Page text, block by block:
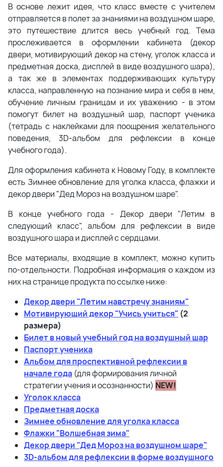
В основе лежит идея, что класс вместе с учителем
отправляется в полет за знаниями на воздушном шаре,
это путешествие длится весь учебный год. Тема
прослеживается в оформлении кабинета (декор
двери, мотивирующий декор на стену, уголок класса и
предметная доска, дисплей в виде воздушного шара),
а так же в элементах поддерживающих культуру
класса, направленную на познание мира и себя в нем,
обучение личным границам и их уважению - в этом
помогут билет на воздушный шар, паспорт ученика
(тетрадь с наклейками для поощрения желательного
поведения, 3D-альбом для рефлексии в конце
учебного года).
Для оформления кабинета к Новому Году, в комплекте
есть Зимнее обновление для уголка класса, флажки и
декор двери "Дед Мороз на воздушном шаре".
В конце учебного года - Декор двери "Летим в
следующий класс", альбом для рефлексии в виде
воздушного шара и дисплей с сердцами.
Все материалы, входящие в комплект, можно купить
по-отдельности. Подробная информация о каждом из
них на странице продукта по ссылке ниже:
Декор двери "Летим навстречу знаниям"
Мотивирующий декор "Учись учиться" (2
размера)
Билет в новый учебный год на воздушный шар
Паспорт ученика
Альбом для проспективной рефлексии в
начале года (для формирования личной
стратегии учения и осознанности) NEW!
Уголок класса
Предметная доска
Зимнее обновление для уголка класса
Флажки "Волшебная зима"
Декор двери "Дед Мороз на воздушном шаре"
3D-альбом для рефлексии в форме воздушного